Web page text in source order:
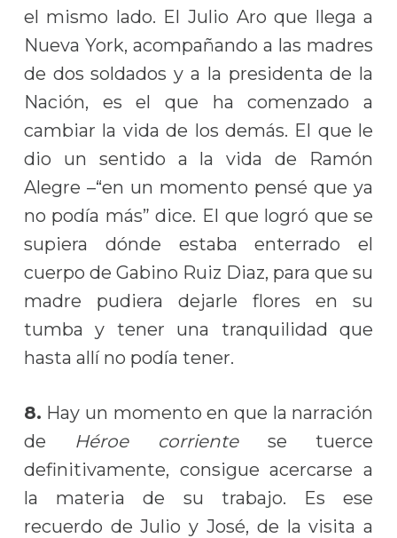
el mismo lado. El Julio Aro que llega a
Nueva York, acompañando a las madres
de dos soldados y a la presidenta de la
Nación, es el que ha comenzado a
cambiar la vida de los demás. El que le
dio un sentido a la vida de Ramón
Alegre –“en un momento pensé que ya
no podía más” dice. El que logró que se
supiera dónde estaba enterrado el
cuerpo de Gabino Ruiz Diaz, para que su
madre pudiera dejarle flores en su
tumba y tener una tranquilidad que
hasta allí no podía tener.
8. Hay un momento en que la narración
de Héroe corrientese tuerce
definitivamente, consigue acercarse a
la materia de su trabajo. Es ese
recuerdo de Julio y José, de la visita a